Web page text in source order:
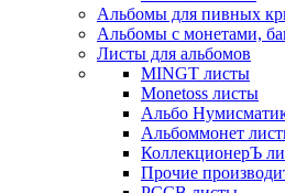
Альбомы для пивных
Альбомы с монетами,
Листы для альбомов
MINGT листы
Monetoss листы
Альбо
Альбоммонет
КоллекционерЪ
Прочие